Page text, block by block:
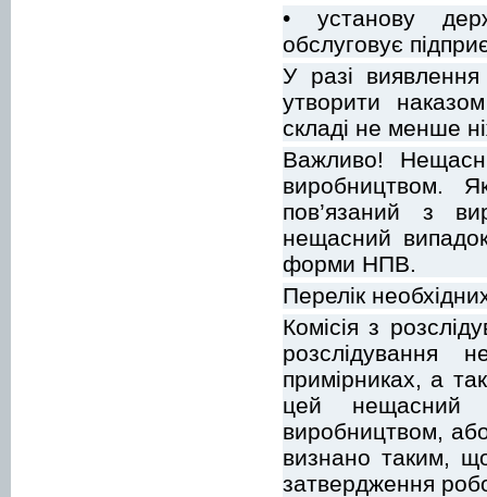
• установу
обслуговує
У разі
утворити
складі не менше
Важливо!
виробництвом.
пов’язаний з
нещасний
форми НПВ.
Перелік
Комісія з
примірниках, а
цей нещасний
виробництвом,
визнано таким,
затвердження